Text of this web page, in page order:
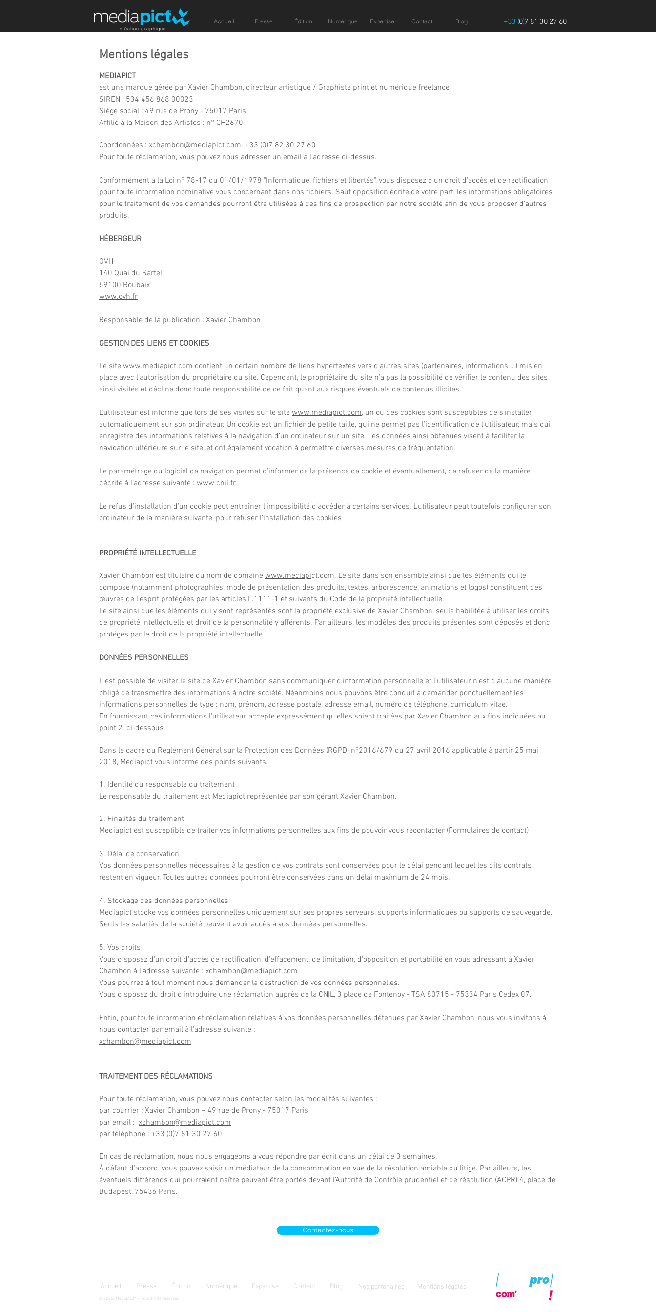
Mentions légales
MEDIAPICT
est une marque gérée par Xavier Chambon, directeur artistique / Graphiste print et numérique freelance
SIREN : 534 456 868 00023
Siège social : 49 rue de Prony - 75017 Paris
Affilié à la Maison des Artistes : n° CH2670
Coordonnées : xchambon@mediapict.com +33 (0)7 82 30 27 60
Pour toute réclamation, vous pouvez nous adresser un email à l'adresse ci-dessus.
Conformément à la Loi n° 78-17 du 01/01/1978 "Informatique, fichiers et libertés", vous disposez d'un droit d'accès et de rectification
pour toute information nominative vous concernant dans nos fichiers. Sauf opposition écrite de votre part, les informations obligatoires
pour le traitement de vos demandes pourront être utilisées à des fins de prospection par notre société afin de vous proposer d'autres
produits.
HÉBERGEUR
OVH
140 Quai du Sartel
59100 Roubaix
www.ovh.fr
Responsable de la publication : Xavier Chambon
GESTION DES LIENS ET COOKIES
Le site www.mediapict.com contient un certain nombre de liens hypertextes vers d’autres sites (partenaires, informations …) mis en
place avec l’autorisation du propriétaire du site. Cependant, le propriétaire du site n’a pas la possibilité de vérifier le contenu des sites
ainsi visités et décline donc toute responsabilité de ce fait quant aux risques éventuels de contenus illicites.
L’utilisateur est informé que lors de ses visites sur le site www.mediapict.com, un ou des cookies sont susceptibles de s’installer
automatiquement sur son ordinateur. Un cookie est un fichier de petite taille, qui ne permet pas l’identification de l’utilisateur, mais qui
enregistre des informations relatives à la navigation d’un ordinateur sur un site. Les données ainsi obtenues visent à faciliter la
navigation ultérieure sur le site, et ont également vocation à permettre diverses mesures de fréquentation.
Le paramétrage du logiciel de navigation permet d’informer de la présence de cookie et éventuellement, de refuser de la manière
décrite à l’adresse suivante : www.cnil.fr
Le refus d’installation d’un cookie peut entraîner l’impossibilité d’accéder à certains services. L’utilisateur peut toutefois configurer son
ordinateur de la manière suivante, pour refuser l’installation des cookies
PROPRIÉTÉ INTELLECTUELLE
Xavier Chambon est titulaire du nom de domaine www.meciapict.com. Le site dans son ensemble ainsi que les éléments qui le
compose (notamment photographies, mode de présentation des produits, textes, arborescence, animations et logos) constituent des
œuvres de l’esprit protégées par les articles L.1111-1 et suivants du Code de la propriété intellectuelle.
Le site ainsi que les éléments qui y sont représentés sont la propriété exclusive de Xavier Chambon, seule habilitée à utiliser les droits
de propriété intellectuelle et droit de la personnalité y afférents. Par ailleurs, les modèles des produits présentés sont déposés et donc
protégés par le droit de la propriété intellectuelle.
DONNÉES PERSONNELLES
Il est possible de visiter le site de Xavier Chambon sans communiquer d'information personnelle et l'utilisateur n'est d'aucune manière
obligé de transmettre des informations à notre société. Néanmoins nous pouvons être conduit à demander ponctuellement les
informations personnelles de type : nom, prénom, adresse postale, adresse email, numéro de téléphone, curriculum vitae.
En fournissant ces informations l'utilisateur accepte expressément qu'elles soient traitées par Xavier Chambon aux fins indiquées au
point 2. ci-dessous.
Dans le cadre du Règlement Général sur la Protection des Données (RGPD) n°2016/679 du 27 avril 2016 applicable à partir 25 mai
2018, Mediapict vous informe des points suivants.
1. Identité du responsable du traitement
Le responsable du traitement est Mediapict représentée par son gérant Xavier Chambon.
2. Finalités du traitement
Mediapict est susceptible de traiter vos informations personnelles aux fins de pouvoir vous recontacter (Formulaires de contact)​
3. Délai de conservation
Vos données personnelles nécessaires à la gestion de vos contrats sont conservées pour le délai pendant lequel les dits contrats
restent en vigueur. Toutes autres données pourront être conservées dans un délai maximum de 24 mois.
4. Stockage des données personnelles
Mediapict stocke vos données personnelles uniquement sur ses propres serveurs, supports informatiques ou supports de sauvegarde.
Seuls les salariés de la société peuvent avoir accès à vos données personnelles.
5. Vos droits
Vous disposez d'un droit d'accès de rectification, d'effacement, de limitation, d'opposition et portabilité en vous adressant à Xavier
Chambon à l'adresse suivante : xchambon@mediapict.com
Vous pourrez à tout moment nous demander la destruction de vos données personnelles.
Vous disposez du droit d'introduire une réclamation auprès de la CNIL, 3 place de Fontenoy - TSA 80715 - 75334 Paris Cedex 07.
Enfin, pour toute information et réclamation relatives à vos données personnelles détenues par Xavier Chambon, nous vous invitons à
nous contacter par email à l'adresse suivante :
xchambon@mediapict.com
TRAITEMENT DES RÉCLAMATIONS
Pour toute réclamation, vous pouvez nous contacter selon les modalités suivantes :
par courrier : Xavier Chambon – 49 rue de Prony - 75017 Paris
par email : xchambon@mediapict.com
par téléphone : +33 (0)7 81 30 27 60
En cas de réclamation, nous nous engageons à vous répondre par écrit dans un délai de 3 semaines.
À défaut d’accord, vous pouvez saisir un médiateur de la consommation en vue de la résolution amiable du litige. Par ailleurs, les
éventuels différends qui pourraient naître peuvent être portés devant l’Autorité de Contrôle prudentiel et de résolution (ACPR) 4, place de
Budapest, 75436 Paris.
Contactez-nous
Accueil Presse Édition Numérique Expertise Contact Blog +33 (0)7 81 30 27 60
création graphique
Accueil Presse Édition Numérique Expertise Contact Blog Mentions légales
© 2025- Mediapict® - Tous droits réservés
Nos partenaires